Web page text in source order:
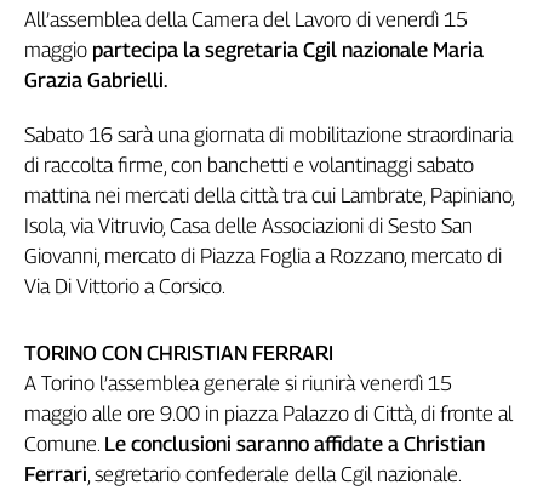
All’assemblea della Camera del Lavoro di venerdì 15
maggio partecipa la segretaria Cgil nazionale Maria
Grazia Gabrielli.
Sabato 16 sarà una giornata di mobilitazione straordinaria
di raccolta firme, con banchetti e volantinaggi sabato
mattina nei mercati della città tra cui Lambrate, Papiniano,
Isola, via Vitruvio, Casa delle Associazioni di Sesto San
Giovanni, mercato di Piazza Foglia a Rozzano, mercato di
Via Di Vittorio a Corsico.
TORINO CON CHRISTIAN FERRARI
A Torino l’assemblea generale si riunirà venerdì 15
maggio alle ore 9.00 in piazza Palazzo di Città, di fronte al
Comune. Le conclusioni saranno affidate a Christian
Ferrari, segretario confederale della Cgil nazionale.